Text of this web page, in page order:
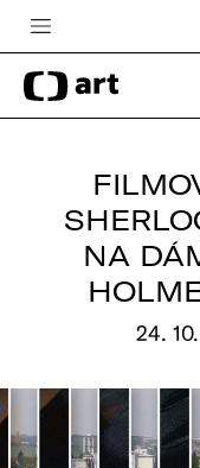
Česká televize
Zpravodajství
iVysílání
TV program
Vše o ČT
NA
24.